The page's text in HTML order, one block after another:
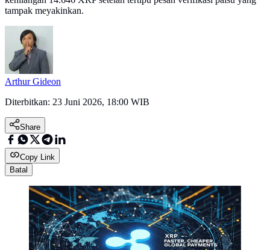
tampak meyakinkan.
Arthur Gideon
Diterbitkan: 23 Juni 2026, 18:00 WIB
Share
Copy Link
Batal